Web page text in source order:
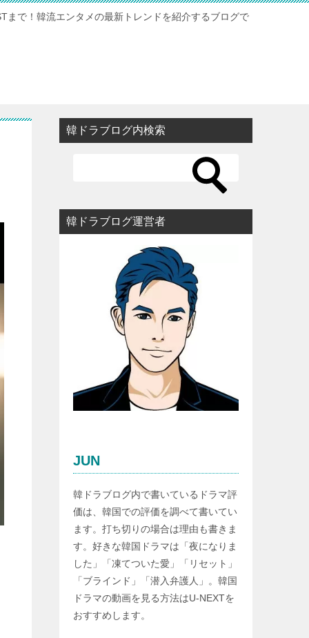
まで！韓流エンタメの最新トレンドを紹介するブログで
韓ドラブログ内検索
韓ドラブログ運営者
JUN
韓ドラブログ内で書いているドラマ評
価は、韓国での評価を調べて書いてい
ます。打ち切りの場合は理由も書きま
す。好きな韓国ドラマは「夜になりま
した」「凍てついた愛」「リセット」
「ブラインド」「潜入弁護人」。韓国
ドラマの動画を見る方法はU-NEXTを
おすすめします。